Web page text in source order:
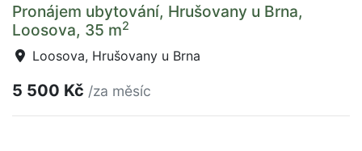
Pronájem ubytování, Hrušovany u Brna,
Loosova, 35 m2
Loosova, Hrušovany u Brna
5 500 Kč /za měsíc